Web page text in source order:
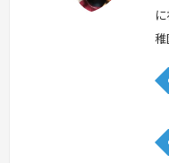
稚
の